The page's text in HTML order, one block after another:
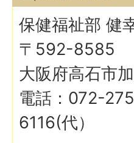
保健福祉部 健
〒592-8585
大阪府高石市
電話：072-
6116(代）